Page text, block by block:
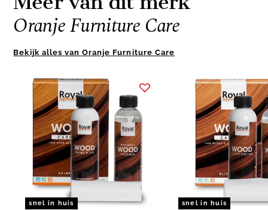
Oranje Furniture Care
Bekijk alles van Oranje Furniture Care
snel in huis snel in huis